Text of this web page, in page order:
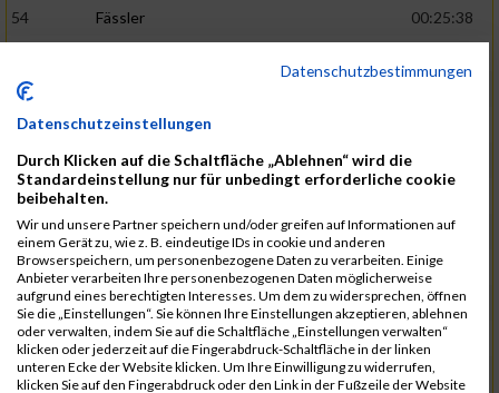
54
Fässler
00:25:38
13253
2317
Golbar
5561
Lück
00:25:38
12006
Laudien
9273
Nicotra
00:25:38
7717
Lades
00:25:38
15581
Adamczak
00:25:38
3162
Heilig
00:25:39
3107
Schork 00:25:40
Datenschutzbestimmungen
Datenschutzeinstellungen
Durch Klicken auf die Schaltfläche „Ablehnen“ wird die
Standardeinstellung nur für unbedingt erforderliche cookie
beibehalten.
Wir und unsere Partner speichern und/oder greifen auf Informationen auf
einem Gerät zu, wie z. B. eindeutige IDs in cookie und anderen
Browserspeichern, um personenbezogene Daten zu verarbeiten. Einige
Anbieter verarbeiten Ihre personenbezogenen Daten möglicherweise
aufgrund eines berechtigten Interesses. Um dem zu widersprechen, öffnen
Sie die „Einstellungen“. Sie können Ihre Einstellungen akzeptieren, ablehnen
oder verwalten, indem Sie auf die Schaltfläche „Einstellungen verwalten“
klicken oder jederzeit auf die Fingerabdruck-Schaltfläche in der linken
unteren Ecke der Website klicken. Um Ihre Einwilligung zu widerrufen,
klicken Sie auf den Fingerabdruck oder den Link in der Fußzeile der Website